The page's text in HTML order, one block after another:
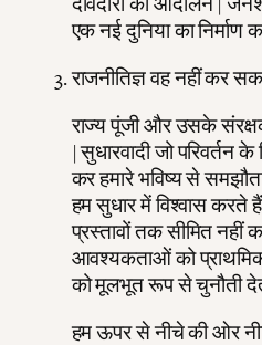
एक नई दुनिया का निर्माण
राजनीतिज्ञ वह नहीं
राज्य पूंजी और उसके
| सुधारवादी जो
कर हमारे भविष्य से
हम सुधार में विश्वास करते
प्रस्तावों तक सीमित नहीं
आवश्यकताओं को
को मूलभूत रूप से चुनौती
हम ऊपर से नीचे की ओर